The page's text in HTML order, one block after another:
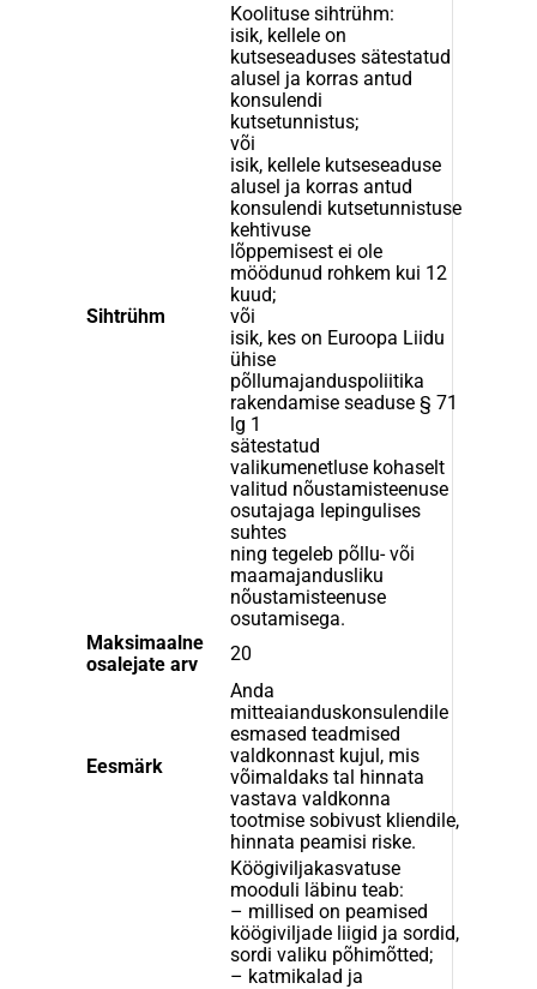
Sihtrühm
Koolituse sihtrühm:
isik, kellele on
kutseseaduses sätestatud
alusel ja korras antud
konsulendi
kutsetunnistus;
või
isik, kellele kutseseaduse
alusel ja korras antud
konsulendi kutsetunnistuse
kehtivuse
lõppemisest ei ole
möödunud rohkem kui 12
kuud;
või
isik, kes on Euroopa Liidu
ühise
põllumajanduspoliitika
rakendamise seaduse § 71
lg 1
sätestatud
valikumenetluse kohaselt
valitud nõustamisteenuse
osutajaga lepingulises
suhtes
ning tegeleb põllu- või
maamajandusliku
nõustamisteenuse
osutamisega.
Maksimaalne
osalejate arv
20
Eesmärk
Anda
mitteaianduskonsulendile
esmased teadmised
valdkonnast kujul, mis
võimaldaks tal hinnata
vastava valdkonna
tootmise sobivust kliendile,
hinnata peamisi riske.
Köögiviljakasvatuse
mooduli läbinu teab:
– millised on peamised
köögiviljade liigid ja sordid,
sordi valiku põhimõtted;
– katmikalad ja